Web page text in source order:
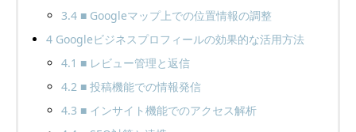
3.4■ Googleマップ上での位置情報の調整
4 Googleビジネスプロフィールの効果的な活用方法
4.1 ■ レビュー管理と返信
4.2■ 投稿機能での情報発信
4.3 ■ インサイト機能でのアクセス解析